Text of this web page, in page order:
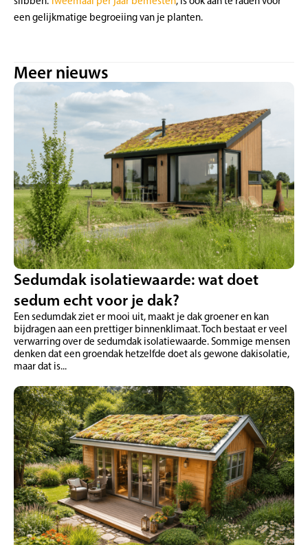
een gelijkmatige begroeiing van je planten.
Meer nieuws
Sedumdak isolatiewaarde: wat doet
sedum echt voor je dak?
Een sedumdak ziet er mooi uit, maakt je dak groener en kan
bijdragen aan een prettiger binnenklimaat. Toch bestaat er veel
verwarring over de sedumdak isolatiewaarde. Sommige mensen
denken dat een groendak hetzelfde doet als gewone dakisolatie,
maar dat is...